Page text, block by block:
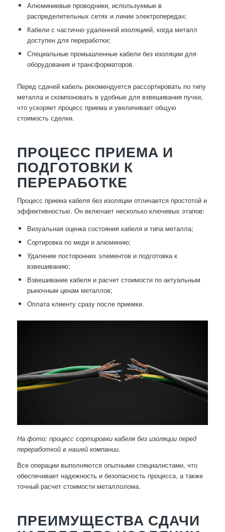
Алюминиевые проводники, используемые в
распределительных сетях и линии электропередач;
Кабели с частично удаленной изоляцией, когда металл
доступен для переработки;
Специальные промышленные кабели без изоляции для
оборудования и трансформаторов.
Перед сдачей кабель рекомендуется рассортировать по типу
металла и скомпоновать в удобные для взвешивания пучки,
что ускоряет процесс приема и увеличивает общую
стоимость сделки.
ПРОЦЕСС ПРИЕМА И
ПОДГОТОВКИ К
ПЕРЕРАБОТКЕ
Процесс приема кабеля без изоляции отличается простотой и
эффективностью. Он включает несколько ключевых этапов:
Визуальная оценка состояния кабеля и типа металла;
Сортировка по меди и алюминию;
Удаление посторонних элементов и подготовка к
взвешиванию;
Взвешивание кабеля и расчет стоимости по актуальным
рыночным ценам металлов;
Оплата клиенту сразу после приемки.
На фото: процесс сортировки кабеля без изоляции перед
переработкой в нашей компании.
Все операции выполняются опытными специалистами, что
обеспечивает надежность и безопасность процесса, а также
точный расчет стоимости металлолома.
ПРЕИМУЩЕСТВА СДАЧИ